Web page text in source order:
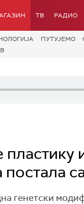
ТВ РАДИО
ПУТУЈЕМО
генетски